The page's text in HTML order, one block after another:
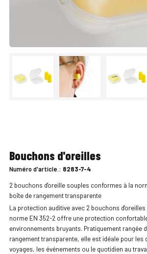
Bouchons d'oreilles
Numéro d'article.: 8283-7-4
2 bouchons d'oreille souples conformes à la
boîte de rangement transparente
La protection auditive avec 2 bouchons
norme EN 352-2 offre une protection
environnements bruyants. Pratiquement rangée
rangement transparente, elle est idéale pour les
voyages, les événements ou le quotidien au